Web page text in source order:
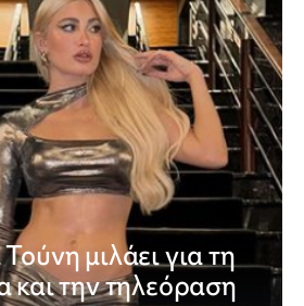
μιλάει για τη
και την τηλεόραση